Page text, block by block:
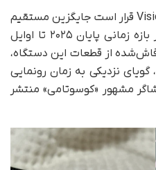
به نظر می‌رسد که هدست Vision Air قرار است جایگزین مستقیم
Vision Pro فعلی اپل باشد و در بازه زمانی پایان ۲۰۲۵ تا اوایل
فاش‌شده از قطعات این دستگاه،
نزدیکی به زمان رونمایی
مشهور «کوسوتامی» منتشر